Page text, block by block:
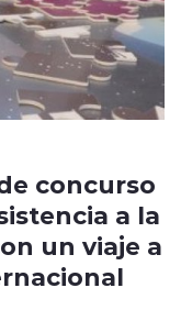
concurso
a la
un viaje a